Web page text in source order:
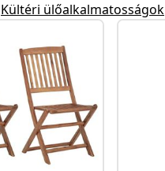
Kültéri ülőalkalmatosságok